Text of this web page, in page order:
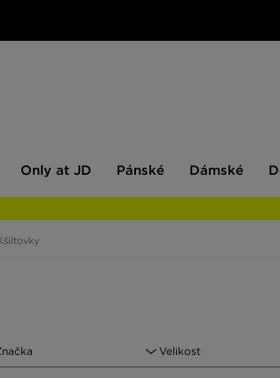
JD
Only at JD Pánské Dámské
Velikost